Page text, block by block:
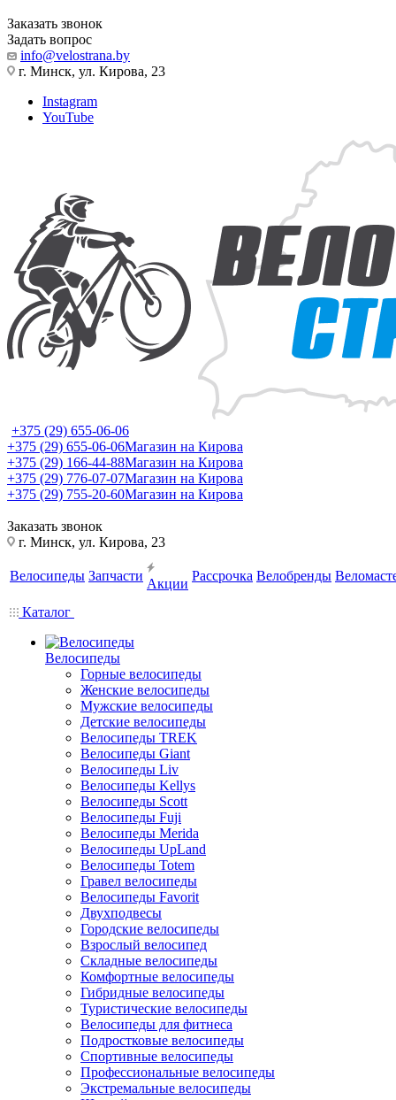
Заказать звонок
Задать вопрос
info@velostrana.by
г. Минск, ул. Кирова, 23
Instagram
YouTube
+375 (29) 655-06-06
+375 (29) 655-06-06Магазин на Кирова
+375 (29) 166-44-88Магазин на Кирова
+375 (29) 776-07-07Магазин на Кирова
+375 (29) 755-20-60Магазин на Кирова
Заказать звонок
г. Минск, ул. Кирова, 23
Велосипеды Запчасти
Акции
Рассрочка Велобренды
Каталог
Велосипеды
Горные велосипеды
Женские велосипеды
Мужские велосипеды
Детские велосипеды
Велосипеды TREK
Велосипеды Giant
Велосипеды Liv
Велосипеды Kellys
Велосипеды Scott
Велосипеды Fuji
Велосипеды Merida
Велосипеды UpLand
Велосипеды Totem
Гравел велосипеды
Велосипеды Favorit
Двухподвесы
Городские велосипеды
Взрослый велосипед
Складные велосипеды
Комфортные велосипеды
Гибридные велосипеды
Туристические велосипеды
Велосипеды для фитнеса
Подростковые велосипеды
Спортивные велосипеды
Профессиональные велосипеды
Экстремальные велосипеды